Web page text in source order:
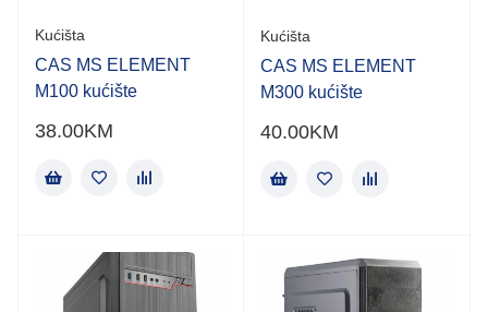
Kućišta
CAS MS ELEMENT
M100 kućište
38.00KM
Kućišta
CAS MS ELEMENT
M300 kućište
40.00KM